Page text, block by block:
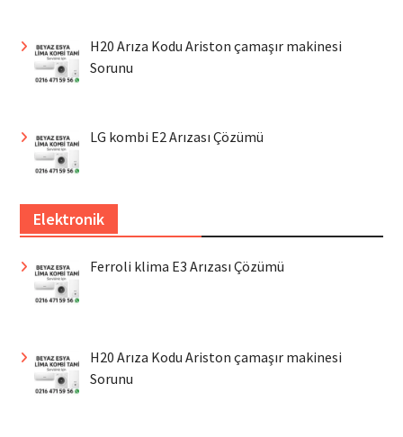
H20 Arıza Kodu Ariston çamaşır makinesi
Sorunu
LG kombi E2 Arızası Çözümü
Elektronik
Ferroli klima E3 Arızası Çözümü
H20 Arıza Kodu Ariston çamaşır makinesi
Sorunu